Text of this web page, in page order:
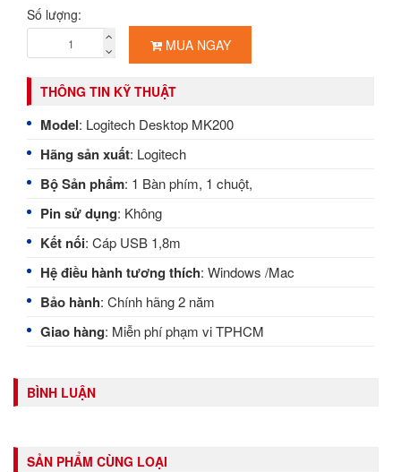
Số lượng:
MUA NGAY
THÔNG TIN KỸ THUẬT
Model: Logitech Desktop MK200
Hãng sản xuất: Logitech
BộSản phẩm: 1 Bàn phím, 1 chuột,
Pin sử dụng: Không
Kết nối: Cáp USB 1,8m
Hệ điều hành tương thích: Windows /Mac
Bảo hành: Chính hãng 2 năm
Giao hàng: Miễn phí phạm vi TPHCM
BÌNH LUẬN
SẢN PHẨM CÙNG LOẠI